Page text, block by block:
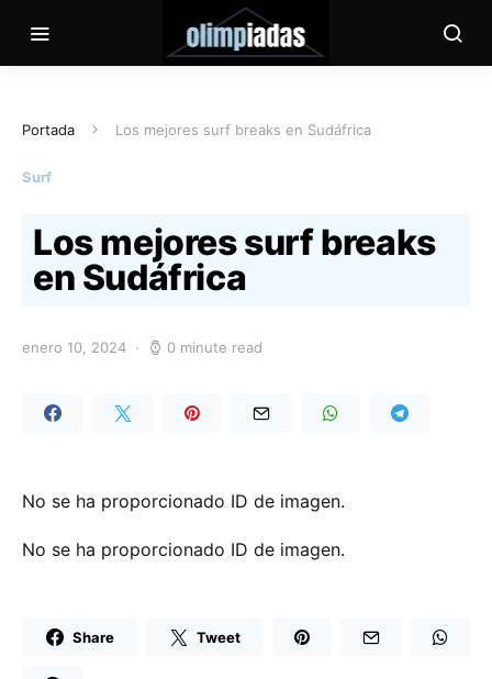
Portada Los mejores surf breaks en Sudáfrica
Surf
Los mejores surf breaks
en Sudáfrica
enero 10, 2024 0 minute read
No se ha proporcionado ID de imagen.
No se ha proporcionado ID de imagen.
Share Tweet